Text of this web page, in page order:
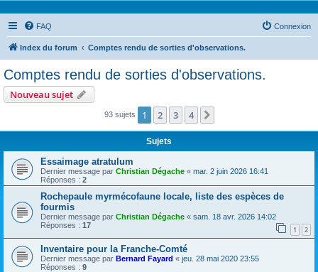
FAQ Connexion
Index du forum Comptes rendu de sorties d'observations.
Comptes rendu de sorties d'observations.
Nouveau sujet
93 sujets 1 2 3 4
Sujets
Essaimage atratulum
Dernier message par Christian Dégache « mar. 2 juin 2026 16:41
Réponses : 2
Rochepaule myrmécofaune locale, liste des espèces de
fourmis
Dernier message par Christian Dégache « sam. 18 avr. 2026 14:02
Réponses : 17 1 2
Inventaire pour la Franche-Comté
Dernier message par Bernard Fayard « jeu. 28 mai 2020 23:55
Réponses : 9